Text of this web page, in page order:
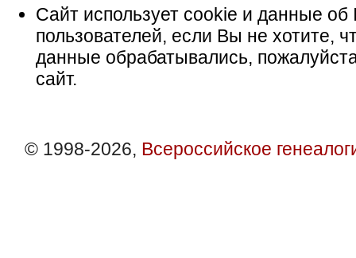
Сайт использует cookie и данные об
пользователей, если Вы не хотите,
данные обрабатывались,
сайт.
© 1998-2026, Всероссийское